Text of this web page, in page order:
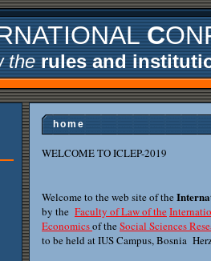
C
therules and
home
WELCOME TO ICLEP-2019
Welcome to the web site of the
by the Faculty of Law of the
Economicsof theSocial Sciences
to be held at IUS Campus, Bosnia